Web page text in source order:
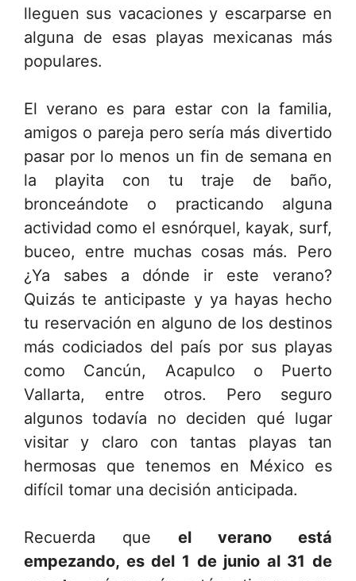
lleguen sus vacaciones y escarparse en
alguna de esas playas mexicanas más
populares.
El verano es para estar con la familia,
amigos o pareja pero sería más divertido
pasar por lo menos un fin de semana en
la playita con tu traje de baño,
bronceándote o practicando alguna
actividad como el esnórquel, kayak, surf,
buceo, entre muchas cosas más. Pero
¿Ya sabes a dónde ir este verano?
Quizás te anticipaste y ya hayas hecho
tu reservación en alguno de los destinos
más codiciados del país por sus playas
como Cancún, Acapulco o Puerto
Vallarta, entre otros. Pero seguro
algunos todavía no deciden qué lugar
visitar y claro con tantas playas tan
hermosas que tenemos en México es
difícil tomar una decisión anticipada.
Recuerda que el verano está
empezando, es del 1 de junio al 31 de